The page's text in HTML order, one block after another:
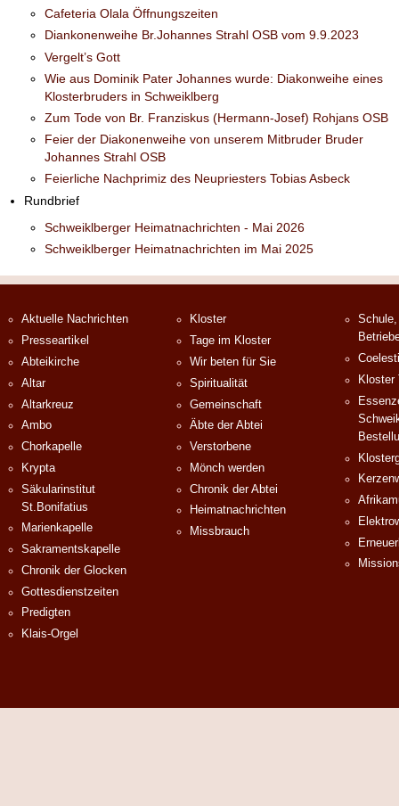
Cafeteria Olala Öffnungszeiten
Diankonenweihe Br.Johannes Strahl OSB vom 9.9.2023
Vergelt’s Gott
Wie aus Dominik Pater Johannes wurde: Diakonweihe eines
Klosterbruders in Schweiklberg
Zum Tode von Br. Franziskus (Hermann-Josef) Rohjans OSB
Feier der Diakonenweihe von unserem Mitbruder Bruder
Johannes Strahl OSB
Feierliche Nachprimiz des Neupriesters Tobias Asbeck
Rundbrief
Schweiklberger Heimatnachrichten - Mai 2026
Schweiklberger Heimatnachrichten im Mai 2025
Aktuelle Nachrichten
Presseartikel
Abteikirche
Altar
Altarkreuz
Ambo
Chorkapelle
Krypta
Säkularinstitut
St.Bonifatius
Marienkapelle
Sakramentskapelle
Chronik der Glocken
Gottesdienstzeiten
Predigten
Klais-Orgel
Kloster
Tage im Kloster
Wir beten für Sie
Spiritualität
Gemeinschaft
Äbte der Abtei
Verstorbene
Mönch werden
Chronik der Abtei
Heimatnachrichten
Missbrauch
Kloster